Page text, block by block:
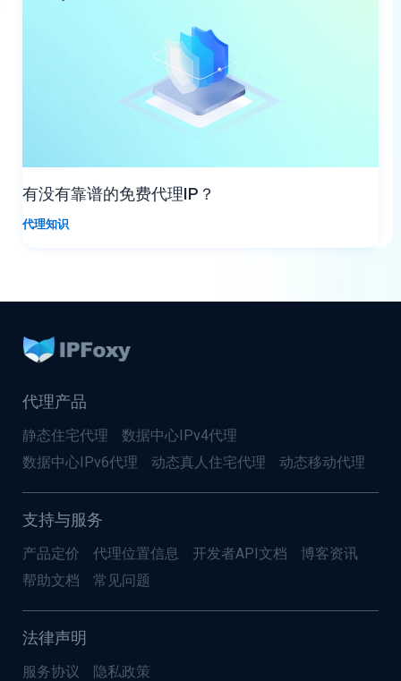
有没有靠谱的免费代理IP？
代理知识
代理产品
静态住宅代理
数据中心IPv4代理
数据中心IPv6代理
动态真人住宅代理 动态移动代理
支持与服务
产品定价 代理位置信息 开发者API文档
博客资讯
帮助文档
常见问题
法律声明
服务协议 隐私政策